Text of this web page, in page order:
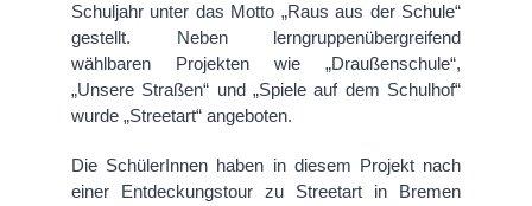
Schuljahr unter das Motto „Raus aus der Schule“
gestellt. Neben lerngruppenübergreifend
wählbaren Projekten wie „Draußenschule“,
„Unsere Straßen“ und „Spiele auf dem Schulhof“
wurde „Streetart“ angeboten.
Die SchülerInnen haben in diesem Projekt nach
einer Entdeckungstour zu Streetart in Bremen